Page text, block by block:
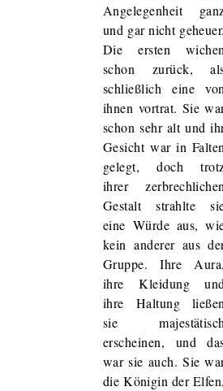
Angelegenheit
und gar nicht
Die ersten
schon zurück,
schließlich eine
ihnen vortrat. Sie
schon sehr alt und
Gesicht war in
gelegt, doch
ihrer
Gestalt strahlte
eine Würde aus,
kein anderer aus
Gruppe. Ihre
ihre Kleidung
ihre Haltung
sie
erscheinen, und
war sie auch. Sie
die Königin der